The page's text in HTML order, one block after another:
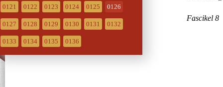
0121 0122 0123 0124 0125 0126
0127 0128 0129 0130 0131 0132
0133 0134 0135 0136